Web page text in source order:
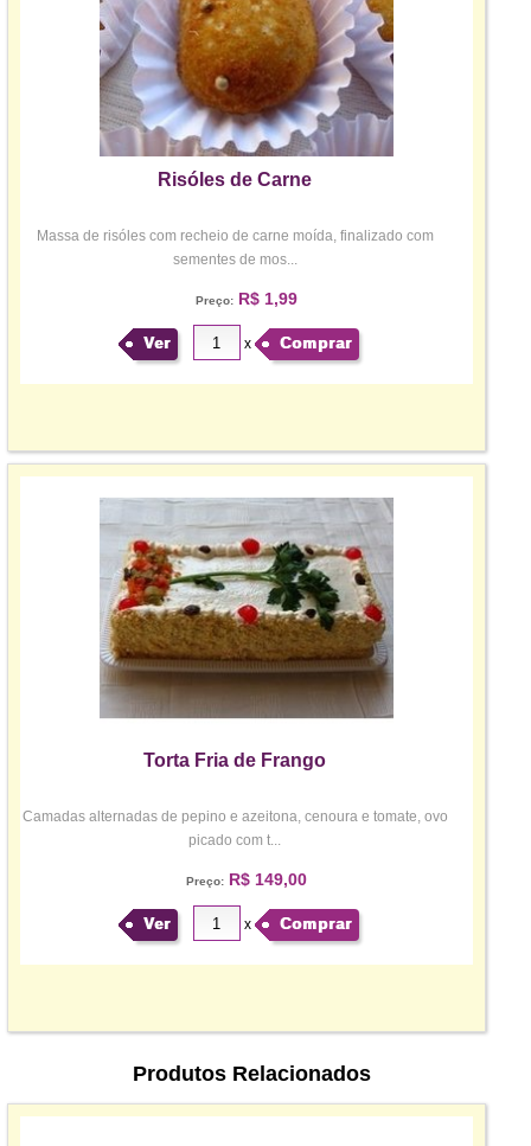
Risóles de Carne
Massa de risóles com recheio de carne moída, finalizado com
sementes de mos...
Preço:R$ 1,99
Ver x Comprar
Torta Fria de Frango
Camadas alternadas de pepino e azeitona, cenoura e tomate, ovo
picado com t...
Preço:R$ 149,00
Ver x Comprar
Produtos Relacionados